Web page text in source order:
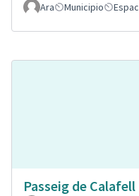
Ara Municipio
Passeig de Calafell